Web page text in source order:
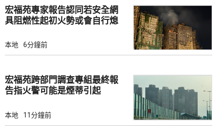
宏福苑專家報告認同若安全網
具阻燃性起初火勢或會自行熄
本地 6分鐘前
宏福苑跨部門調查專組最終報
告指火警可能是煙蒂引起
本地 11分鐘前